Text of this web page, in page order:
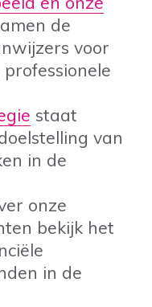
de
voor
staat
van
in de
onze
bekijk het
in de